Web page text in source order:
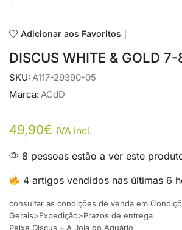
Adicionar aos Favoritos
DISCUS WHITE & GOLD
SKU: A117-29390-05
Marca: ACdD
49,90€ IVA Incl.
8 pessoas estão a ver este
4 artigos vendidos nas últimas 6
consultar as condições de venda
Gerais>Expedição>Prazos de entrega
Peixe Discus – A Joia do Aquário